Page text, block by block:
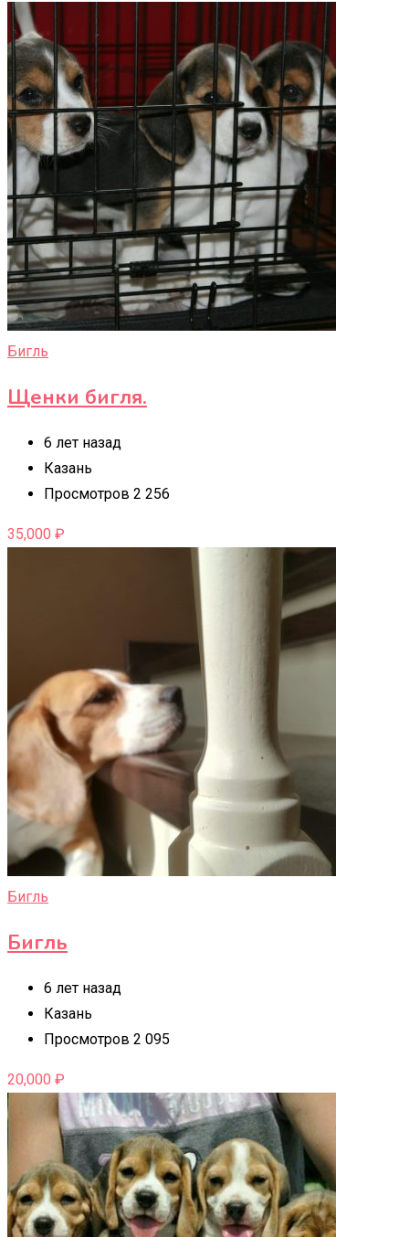
Бигль
Щенки бигля.
6 лет назад
Казань
Просмотров 2 256
35,000 ₽
Бигль
Бигль
6 лет назад
Казань
Просмотров 2 095
20,000 ₽